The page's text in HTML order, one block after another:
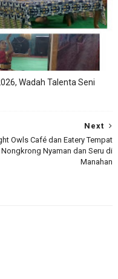
Wadah Talenta Seni
Next
Owls Café dan Eatery Tempat
Nongkrong Nyaman dan Seru di
Manahan